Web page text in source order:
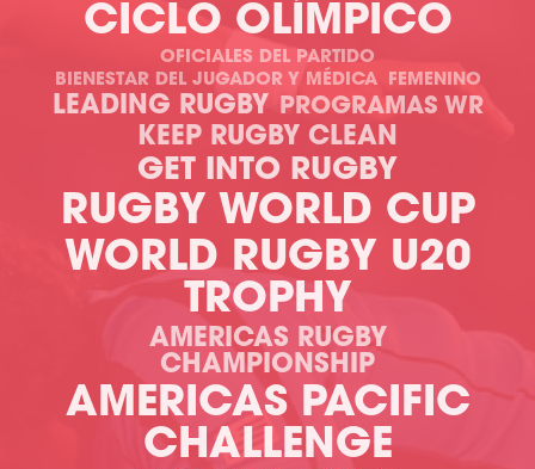
CICLO OLÍMPICO
OFICIALES DEL PARTIDO
BIENESTAR DEL JUGADOR Y MÉDICA
FEMENINO
LEADING RUGBY PROGRAMAS WR
KEEP RUGBY CLEAN
GET INTO RUGBY
RUGBY WORLD CUP
WORLD RUGBY U20
TROPHY
AMERICAS RUGBY
CHAMPIONSHIP
AMERICAS PACIFIC
CHALLENGE